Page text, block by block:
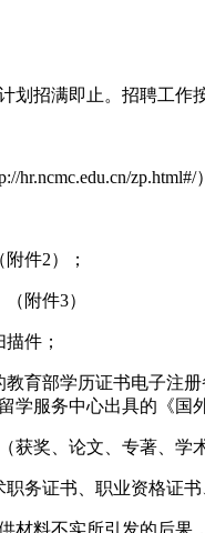
划招满即止。招聘工
件2）；
附件3）
件；
教育部学历证书电子
学服务中心出具的《
获奖、论文、专著、
务证书、职业资格证
料不实所引发的后果